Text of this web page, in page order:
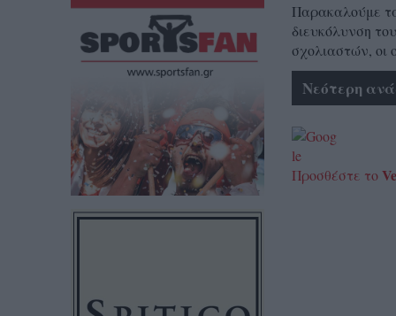
Παρακαλούμε
διευκόλυνση
σχολιαστών, οι
Νεότερη
Προσθέστε το